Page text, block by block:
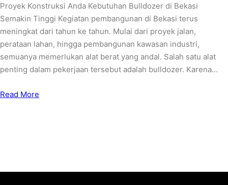
Proyek Konstruksi Anda Kebutuhan Bulldozer di Bekasi
Semakin Tinggi Kegiatan pembangunan di Bekasi terus
meningkat dari tahun ke tahun. Mulai dari proyek jalan,
perataan lahan, hingga pembangunan kawasan industri,
semuanya memerlukan alat berat yang andal. Salah satu alat
penting dalam pekerjaan tersebut adalah bulldozer. Karena…
Read More